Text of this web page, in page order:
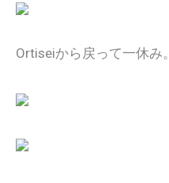
Ortiseiから戻って一休み。